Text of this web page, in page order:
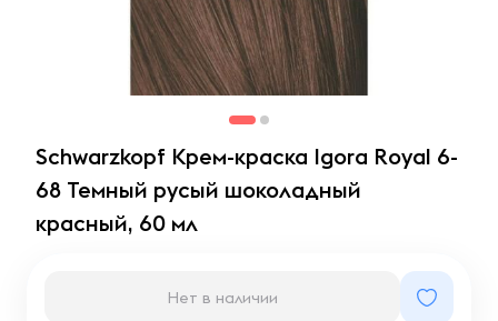
Schwarzkopf Крем-краска Igora Royal 6-
68 Темный русый шоколадный
красный, 60 мл
Нет в наличии